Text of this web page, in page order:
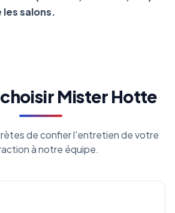
salons.
Mister Hotte
de confier l'entretien de votre
à notre équipe.